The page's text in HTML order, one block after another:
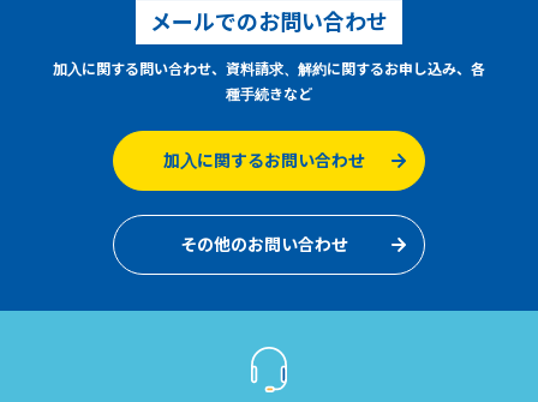
メールでのお問い合わせ
加入に関する問い合わせ、資料請求、解約に関するお申し込み、各
種手続きなど
加入に関するお問い合わせ
その他のお問い合わせ